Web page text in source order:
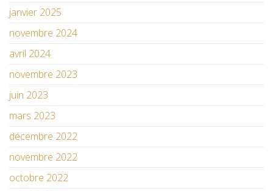
janvier 2025
novembre 2024
avril 2024
novembre 2023
juin 2023
mars 2023
décembre 2022
novembre 2022
octobre 2022